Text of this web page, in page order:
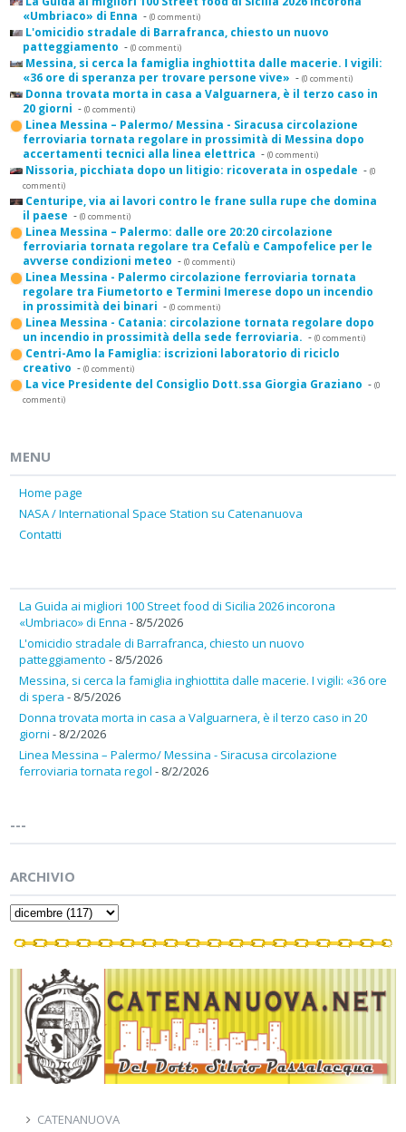
«Umbriaco» di Enna - (0 commenti)
L'omicidio stradale di Barrafranca, chiesto un nuovo
patteggiamento - (0 commenti)
Messina, si cerca la famiglia inghiottita dalle macerie. I vigili:
«36 ore di speranza per trovare persone vive» - (0 commenti)
Donna trovata morta in casa a Valguarnera, è il terzo caso in
20 giorni - (0 commenti)
Linea Messina – Palermo/ Messina - Siracusa circolazione
ferroviaria tornata regolare in prossimità di Messina dopo
accertamenti tecnici alla linea elettrica - (0 commenti)
Nissoria, picchiata dopo un litigio: ricoverata in ospedale - (0
commenti)
Centuripe, via ai lavori contro le frane sulla rupe che domina
il paese - (0 commenti)
Linea Messina – Palermo: dalle ore 20:20 circolazione
ferroviaria tornata regolare tra Cefalù e Campofelice per le
avverse condizioni meteo - (0 commenti)
Linea Messina - Palermo circolazione ferroviaria tornata
regolare tra Fiumetorto e Termini Imerese dopo un incendio
in prossimità dei binari - (0 commenti)
Linea Messina - Catania: circolazione tornata regolare dopo
un incendio in prossimità della sede ferroviaria. - (0 commenti)
Centri-Amo la Famiglia: iscrizioni laboratorio di riciclo
creativo - (0 commenti)
La vice Presidente del Consiglio Dott.ssa Giorgia Graziano - (0
commenti)
MENU
Home page
NASA / International Space Station su Catenanuova
Contatti
La Guida ai migliori 100 Street food di Sicilia 2026 incorona
«Umbriaco» di Enna - 8/5/2026
L'omicidio stradale di Barrafranca, chiesto un nuovo
patteggiamento - 8/5/2026
Messina, si cerca la famiglia inghiottita dalle macerie. I vigili: «36 ore
di spera - 8/5/2026
Donna trovata morta in casa a Valguarnera, è il terzo caso in 20
giorni - 8/2/2026
Linea Messina – Palermo/ Messina - Siracusa circolazione
ferroviaria tornata regol - 8/2/2026
---
ARCHIVIO
CATENANUOVA